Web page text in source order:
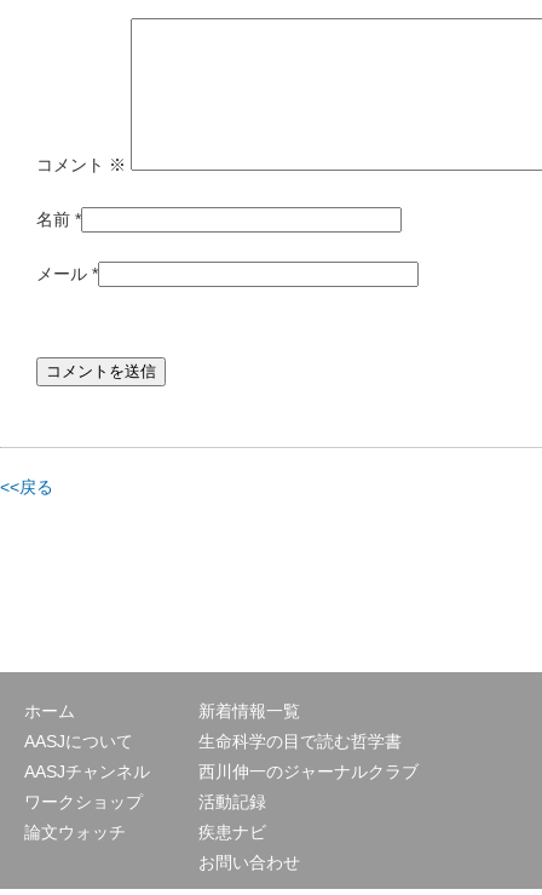
コメント ※
名前 *
メール *
<<戻る
ホーム
AASJについて
AASJチャンネル
ワークショップ
論文ウォッチ
新着情報一覧
生命科学の目で読む哲学書
西川伸一のジャーナルクラブ
活動記録
疾患ナビ
お問い合わせ